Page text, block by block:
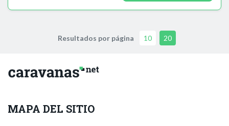
Resultados por página 10 20
MAPA DEL SITIO